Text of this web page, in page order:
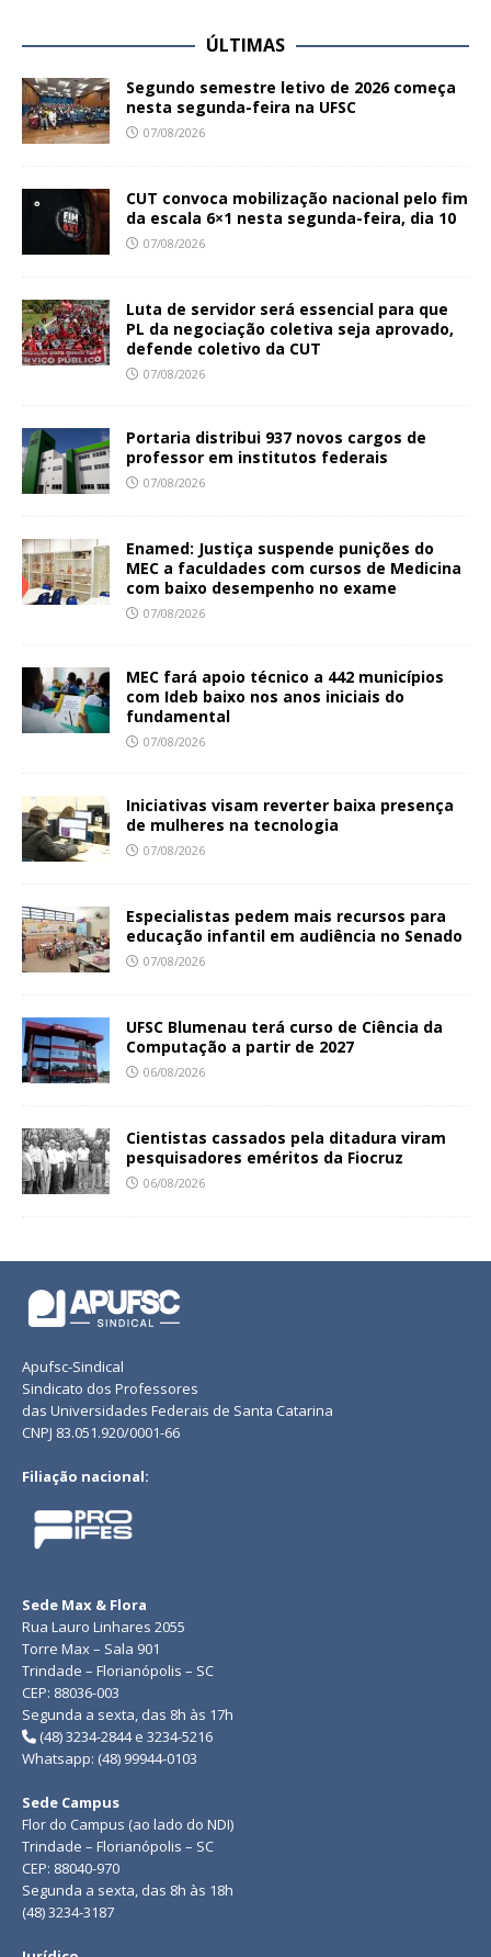
ÚLTIMAS
Segundo semestre letivo de 2026 começa
nesta segunda-feira na UFSC
07/08/2026
CUT convoca mobilização nacional pelo fim
da escala 6×1 nesta segunda-feira, dia 10
07/08/2026
Luta de servidor será essencial para que
PL da negociação coletiva seja aprovado,
defende coletivo da CUT
07/08/2026
Portaria distribui 937 novos cargos de
professor em institutos federais
07/08/2026
Enamed: Justiça suspende punições do
MEC a faculdades com cursos de Medicina
com baixo desempenho no exame
07/08/2026
MEC fará apoio técnico a 442 municípios
com Ideb baixo nos anos iniciais do
fundamental
07/08/2026
Iniciativas visam reverter baixa presença
de mulheres na tecnologia
07/08/2026
Especialistas pedem mais recursos para
educação infantil em audiência no Senado
07/08/2026
UFSC Blumenau terá curso de Ciência da
Computação a partir de 2027
06/08/2026
Cientistas cassados pela ditadura viram
pesquisadores eméritos da Fiocruz
06/08/2026
Apufsc-Sindical
Sindicato dos Professores
das Universidades Federais de Santa Catarina
CNPJ 83.051.920/0001-66
Filiação nacional:
Sede Max & Flora
Rua Lauro Linhares 2055
Torre Max – Sala 901
Trindade – Florianópolis – SC
CEP: 88036-003
Segunda a sexta, das 8h às 17h
(48) 3234-2844 e 3234-5216
Whatsapp: (48) 99944-0103
Sede Campus
Flor do Campus (ao lado do NDI)
Trindade – Florianópolis – SC
CEP: 88040-970
Segunda a sexta, das 8h às 18h
(48) 3234-3187